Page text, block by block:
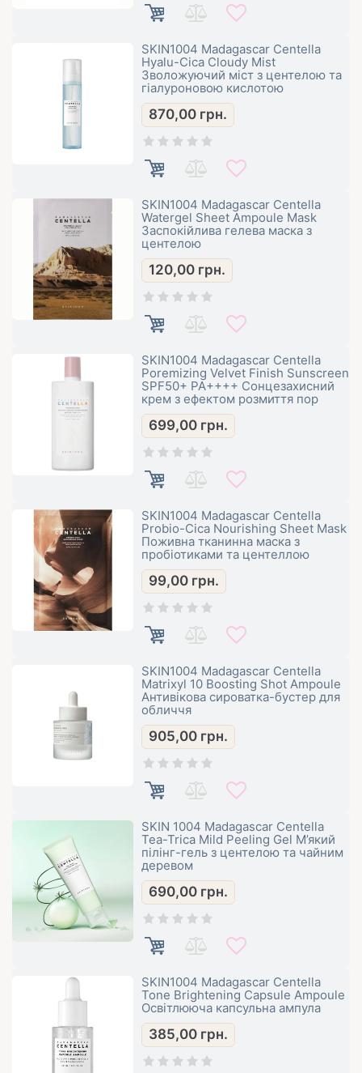
SKIN1004 Madagascar Centella
Hyalu-Cica Cloudy Mist
Зволожуючий міст з центелою та
гіалуроновою кислотою
870,00 грн.
SKIN1004 Madagascar Centella
Watergel Sheet Ampoule Mask
Заспокійлива гелева маска з
центелою
120,00 грн.
SKIN1004 Madagascar Centella
Poremizing Velvet Finish Sunscreen
SPF50+ PA++++ Сонцезахисний
крем з ефектом розмиття пор
699,00 грн.
SKIN1004 Madagascar Centella
Probio-Cica Nourishing Sheet Mask
Поживна тканинна маска з
пробіотиками та центеллою
99,00 грн.
SKIN1004 Madagascar Centella
Matrixyl 10 Boosting Shot Ampoule
Антивікова сироватка-бустер для
обличчя
905,00 грн.
SKIN 1004 Madagascar Centella
Tea-Trica Mild Peeling Gel М’який
пілінг-гель з центелою та чайним
деревом
690,00 грн.
SKIN1004 Madagascar Centella
Tone Brightening Capsule Ampoule
Освітлююча капсульна ампула
385,00 грн.